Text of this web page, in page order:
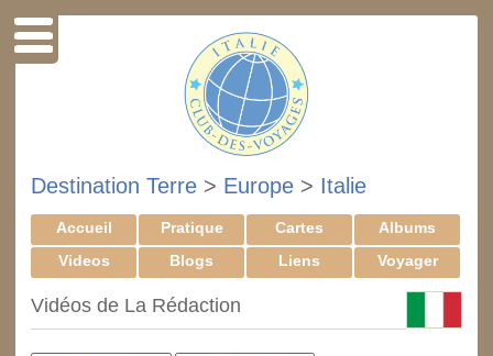
Destination Terre > Europe > Italie
Accueil Pratique Cartes
Albums
Videos
Blogs Liens Voyager
Vidéos de La Rédaction